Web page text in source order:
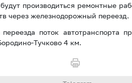
производиться ремонтные
через железнодорожный переезд.
поток автотранспорта
Тучково 4 км.